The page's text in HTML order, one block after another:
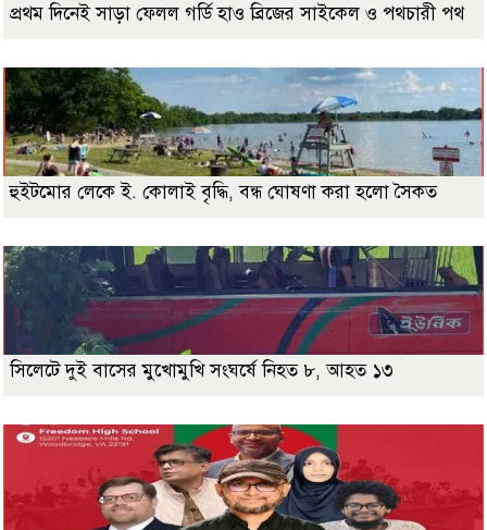
প্রথম দিনেই সাড়া ফেলল গর্ডি হাও ব্রিজের সাইকেল ও পথচারী পথ
হুইটমোর লেকে ই. কোলাই বৃদ্ধি, বন্ধ ঘোষণা করা হলো সৈকত
সিলেটে দুই বাসের মুখোমুখি সংঘর্ষে নিহত ৮, আহত ১৩